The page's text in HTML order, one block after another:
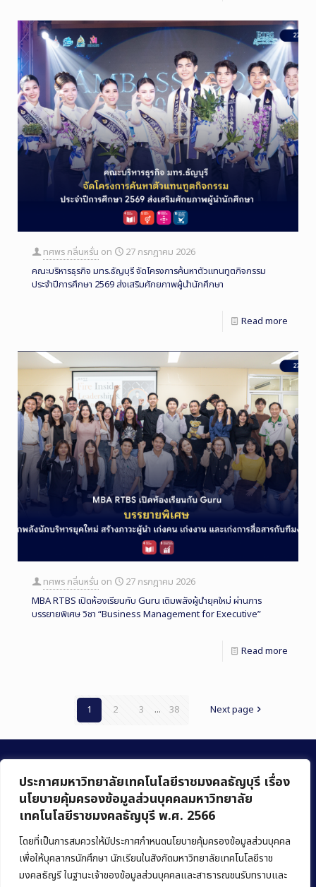
ประกาศมหาวิทยาลัยเทคโนโลยีราชมงคลธัญบุรี เรื่อง
นโยบายคุ้มครองข้อมูลส่วนบุคคลมหาวิทยาลัย
เทคโนโลยีราชมงคลธัญบุรี พ.ศ. 2566
โดยที่เป็นการสมควรให้มีประกาศกำหนดนโยบายคุ้มครองข้อมูลส่วนบุคคล
เพื่อให้บุคลากรนักศึกษา นักเรียนในสังกัดมหาวิทยาลัยเทคโนโลยีราช
มงคลธัญรี ในฐานะเจ้าของข้อมูลส่วนบุคคลและสาธารณชนรับทราบและ
ทศพร กลิ่นหรั่น on
27 กรกฎาคม 2026
คณะบริหารธุรกิจ มทร.ธัญบุรี จัดโครงการค้นหาตัวแทนทูตกิจกรรม
ประจำปีการศึกษา 2569 ส่งเสริมศักยภาพผู้นำนักศึกษา
Read more
ทศพร กลิ่นหรั่น on
27 กรกฎาคม 2026
MBA RTBS เปิดห้องเรียนกับ Guru เติมพลังผู้นำยุคใหม่ ผ่านการ
บรรยายพิเศษ วิชา “Business Management for Executive”
Read more
1 2 3 ... 38 Next page
คณะบริหารธุรกิจ
มหาวิทยาลัยเทคโนโลยีราชมงคลธัญบุรี
39 หมู่ 1 ถนนรังสิต-นครนายก ตำบลคลองหก